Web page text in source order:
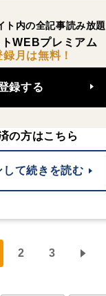
ト内の全記事読み放題
WEBプレミアム
月は無料！
録する
の方はこちら
して続きを読む
2 3